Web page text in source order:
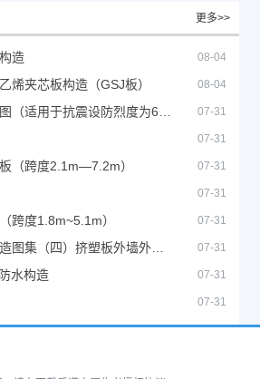
更多>>
造 08-04
烯夹芯板构造（GSJ板） 08-04
07-31
07-31
（跨度2.1m—7.2m） 07-31
07-31
跨度1.8m~5.1m） 07-31
07-31
水构造 07-31
07-31